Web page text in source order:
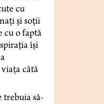
cu
și soții
cu o faptă
își
câtă
trebuia să-